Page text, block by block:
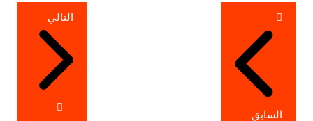
تصفّح
المقالات
السابق
التالي